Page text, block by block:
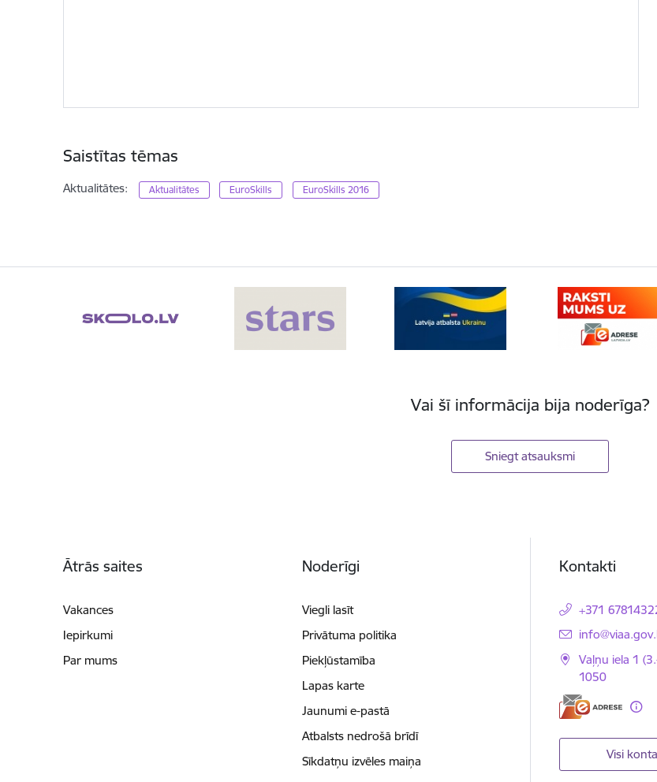
Saistītas tēmas
Aktualitātes: Aktualitātes EuroSkills EuroSkills 2016
Vai šī informācija bija noderīga?
Sniegt atsauksmi
Ātrās saites
Vakances
Iepirkumi
Par mums
Noderīgi
Viegli lasīt
Privātuma politika
Piekļūstamība
Lapas karte
Jaunumi e-pastā
Atbalsts nedrošā brīdī
Sīkdatņu izvēles maiņa
Kontakti
+371
E-pasts:
Vaļņu iela 1
1050
Visi